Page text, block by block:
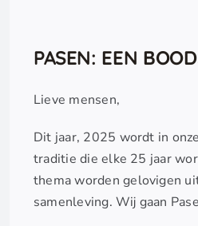
PASEN: EEN
Lieve mensen,
Dit jaar, 2025 wordt in
traditie die elke 25 jaar
thema worden gelovigen
samenleving. Wij gaan